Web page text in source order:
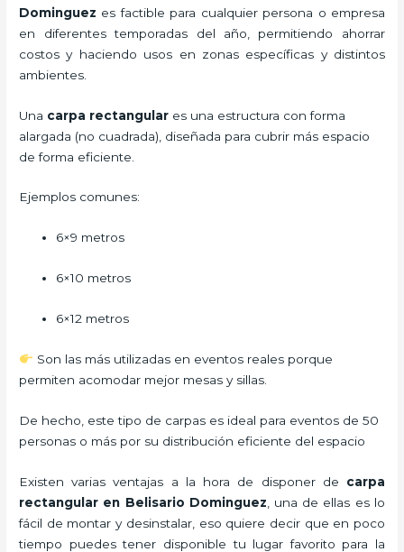
Dominguez es factible para cualquier persona o empresa
en diferentes temporadas del año, permitiendo ahorrar
costos y haciendo usos en zonas específicas y distintos
ambientes.
Una carpa rectangular es una estructura con forma
alargada (no cuadrada), diseñada para cubrir más espacio
de forma eficiente.
Ejemplos comunes:
6×9 metros
6×10 metros
6×12 metros
Son las más utilizadas en eventos reales porque
permiten acomodar mejor mesas y sillas.
De hecho, este tipo de carpas es ideal para eventos de 50
personas o más por su distribución eficiente del espacio
Existen varias ventajas a la hora de disponer de carpa
rectangular en Belisario Dominguez , una de ellas es lo
fácil de montar y desinstalar, eso quiere decir que en poco
tiempo puedes tener disponible tu lugar favorito para la